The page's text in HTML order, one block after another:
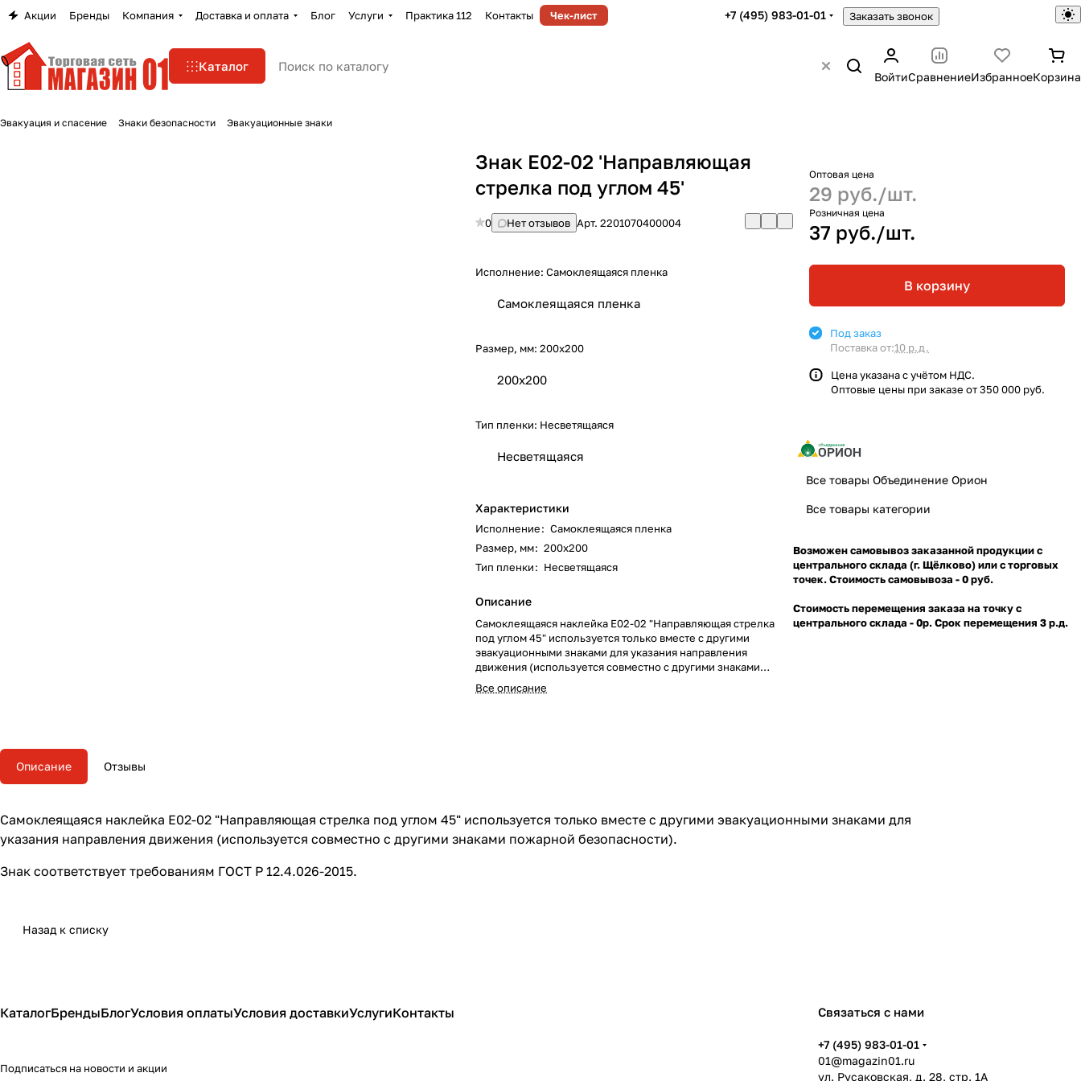
Акции Бренды Компания Доставка и оплата Блог Услуги Практика 112 Контакты Чек-лист +7 (495) 983-01-01 Заказать звонок
Каталог
ВойтиСравнениеИзбранноеКорзина
Эвакуация и спасение Знаки безопасности Эвакуационные знаки
Знак E02-02 'Направляющая
стрелка под углом 45'
0 Нет отзывов Арт.2201070400004
Исполнение:Самоклеящаяся пленка
Самоклеящаяся пленка
Размер, мм:200х200
200х200
Тип пленки: Несветящаяся
Несветящаяся
Характеристики
Исполнение: Самоклеящаяся пленка
Размер, мм: 200х200
Тип пленки: Несветящаяся
Описание
Самоклеящаяся наклейка E02-02 "Направляющая стрелка
под углом 45" используется только вместе с другими
эвакуационными знаками для указания направления
движения (используется совместно с другими знаками
пожарной безопасности).
Все описание
Оптовая цена
29 руб./шт.
Розничная цена
37 руб./шт.
В корзину
Под заказ
Поставка от:10 р.д.
Цена указана с учётом НДС.
Оптовые цены при заказе от 350 000 руб.
Все товары Объединение Орион
Все товары категории
Возможен самовывоз заказанной продукции с
центрального склада (г. Щёлково) или с торговых
точек. Стоимость самовывоза - 0 руб.
Стоимость перемещения заказа на точку с
центрального склада - 0р. Срок перемещения 3 р.д.
Описание Отзывы
Самоклеящаяся наклейка E02-02 "Направляющая стрелка под углом 45" используется только вместе с другими эвакуационными знаками для
указания направления движения (используется совместно с другими знаками пожарной безопасности).
Знак соответствует требованиям ГОСТ Р 12.4.026-2015.
Назад к списку
КаталогБрендыБлогУсловия оплатыУсловия доставкиУслугиКонтакты
Подписаться на новости и акции
Связаться с нами
+7 (495) 983-01-01
01@magazin01.ru
ул. Русаковская, д. 28, стр. 1А